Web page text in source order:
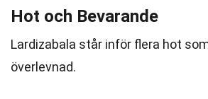
Hot och Bevarande
Lardizabala står inför flera hot
överlevnad.